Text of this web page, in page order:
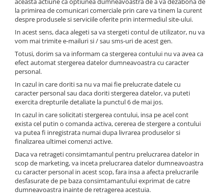
la primirea de comunicari comerciale prin care va tinem la curent
despre produsele si serviciile oferite prin intermediul site-ului.
In acest sens, daca alegeti sa va stergeti contul de utilizator, nu va
vom mai trimite e-mailuri si / sau sms-uri de acest gen.
Totusi, dorim sa va informam ca stergerea contului nu va avea ca
efect automat stergerea datelor dumneavoastra cu caracter
personal.
In cazul in care doriti sa nu va mai fie prelucrate datele cu
caracter personal sau daca doriti stergerea datelor, va puteti
exercita drepturile detaliate la punctul 6 de mai jos.
In cazul in care solicitati stergerea contului, insa pe acel cont
exista cel putin o comanda activa, cererea de stergere a contului
va putea fi inregistrata numai dupa livrarea produselor si
finalizarea ultimei comenzi active.
Daca va retrageti consimtamantul pentru prelucrarea datelor in
scop de marketing, va inceta prelucrarea datelor dumneavoastra
cu caracter personal in acest scop, fara insa a afecta prelucrarile
desfasurate de pe baza consimtamantului exprimat de catre
dumneavoastra inainte de retragerea acestuia.